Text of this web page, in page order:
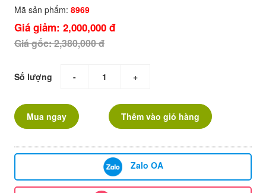
Mã sản phẩm: 8969
Giá giảm: 2,000,000 đ
Giá gốc: 2,380,000 đ
Số lượng - +
Mua ngay Thêm vào giỏ hàng
Zalo OA